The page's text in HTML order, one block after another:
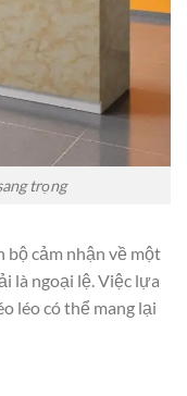
trọng
bộ cảm nhận về một
là ngoại lệ. Việc lựa
léo có thể mang lại